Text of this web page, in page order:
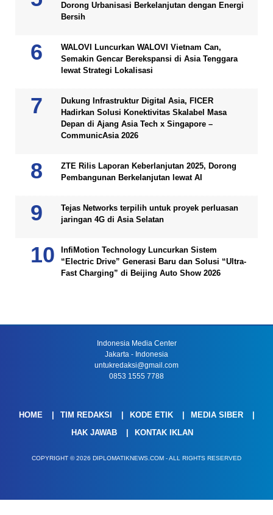
Dorong Urbanisasi Berkelanjutan dengan Energi
Bersih
WALOVI Luncurkan WALOVI Vietnam Can,
Semakin Gencar Berekspansi di Asia Tenggara
lewat Strategi Lokalisasi
Dukung Infrastruktur Digital Asia, FICER
Hadirkan Solusi Konektivitas Skalabel Masa
Depan di Ajang Asia Tech x Singapore –
CommunicAsia 2026
ZTE Rilis Laporan Keberlanjutan 2025, Dorong
Pembangunan Berkelanjutan lewat AI
Tejas Networks terpilih untuk proyek perluasan
jaringan 4G di Asia Selatan
InfiMotion Technology Luncurkan Sistem
“Electric Drive” Generasi Baru dan Solusi “Ultra-
Fast Charging” di Beijing Auto Show 2026
Indonesia Media Center
Jakarta - Indonesia
untukredaksi@gmail.com
0853 1555 7788
HOME TIM REDAKSI KODE ETIK
MEDIA SIBER
HAK JAWAB
KONTAK IKLAN
COPYRIGHT © 2026 DIPLOMATIKNEWS.COM - ALL RIGHTS RESERVED